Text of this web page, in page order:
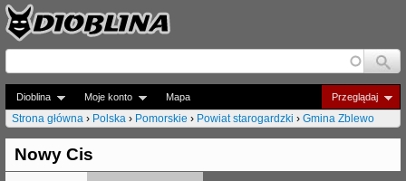
Jump to navigation
Dioblina Moje konto Przeglądaj
Mapa
J
e
Strona główna › Polska › Pomorskie › Powiat starogardzki › Gmina Zblewo
Nowy Cis